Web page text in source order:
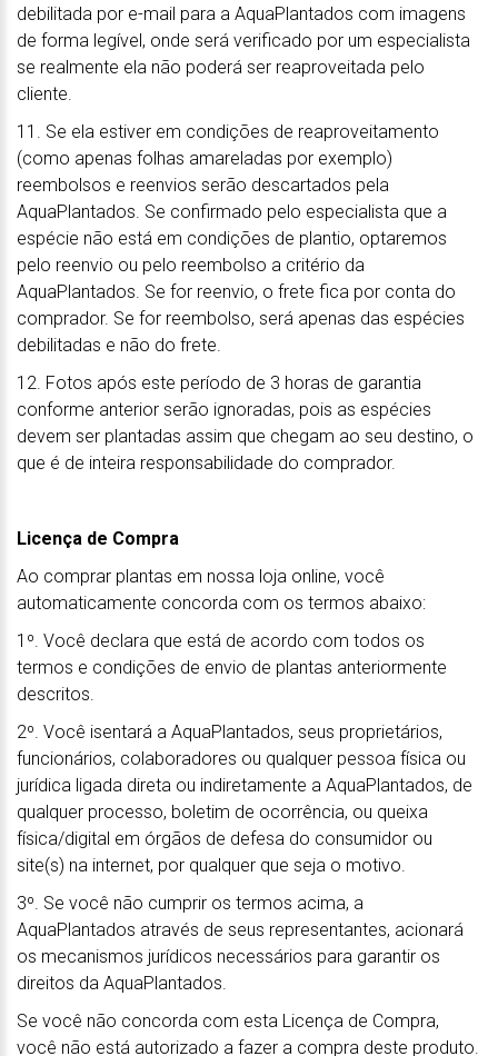
debilitada por e-mail para a AquaPlantados com imagens
de forma legível, onde será verificado por um especialista
se realmente ela não poderá ser reaproveitada pelo
cliente.
11. Se ela estiver em condições de reaproveitamento
(como apenas folhas amareladas por exemplo)
reembolsos e reenvios serão descartados pela
AquaPlantados. Se confirmado pelo especialista que a
espécie não está em condições de plantio, optaremos
pelo reenvio ou pelo reembolso a critério da
AquaPlantados. Se for reenvio, o frete fica por conta do
comprador. Se for reembolso, será apenas das espécies
debilitadas e não do frete.
12. Fotos após este período de 3 horas de garantia
conforme anterior serão ignoradas, pois as espécies
devem ser plantadas assim que chegam ao seu destino, o
que é de inteira responsabilidade do comprador.
Licença de Compra
Ao comprar plantas em nossa loja online, você
automaticamente concorda com os termos abaixo:
1º. Você declara que está de acordo com todos os
termos e condições de envio de plantas anteriormente
descritos.
2º. Você isentará a AquaPlantados, seus proprietários,
funcionários, colaboradores ou qualquer pessoa física ou
jurídica ligada direta ou indiretamente a AquaPlantados, de
qualquer processo, boletim de ocorrência, ou queixa
física/digital em órgãos de defesa do consumidor ou
site(s) na internet, por qualquer que seja o motivo.
3º. Se você não cumprir os termos acima, a
AquaPlantados através de seus representantes, acionará
os mecanismos jurídicos necessários para garantir os
direitos da AquaPlantados.
Se você não concorda com esta Licença de Compra,
você não está autorizado a fazer a compra deste produto.